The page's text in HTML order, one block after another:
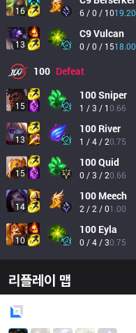
16 6 / 0 / 1019.20
13
C9Vulcan
0 / 0 / 1518.00
100 Defeat
15
100Sniper
1 / 3 / 10.66
13
100 River
1 / 4 / 20.75
15
100Quid
0 / 3 / 20.66
14
100 Meech
2 / 2 / 01.00
10
100 Eyla
0 / 4 / 30.75
리플레이 맵